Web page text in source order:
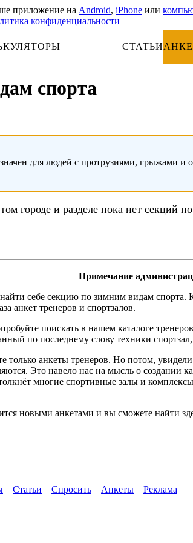
приложение на Android, iPhone или
конфиденциальности
СТАТЬИ
спорта
для людей с протрузиями, грыжами и
городе и разделе пока нет секций
Примечание
себе секцию по зимним видам спорта.
анкет тренеров и спортзалов.
поискать в нашем каталоге
по последнему слову техники
только анкеты тренеров. Но потом,
Это навело нас на мысль о создании
многие спортивные залы и
новыми анкетами и вы сможете найти
Статьи Спросить Анкеты Реклама